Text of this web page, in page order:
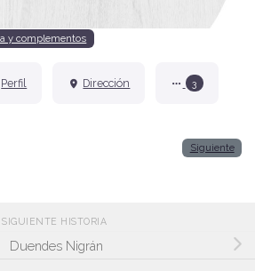
y complementos
Perfil Dirección 3
Siguiente
SIGUIENTE HISTORIA
Duendes Nigrán